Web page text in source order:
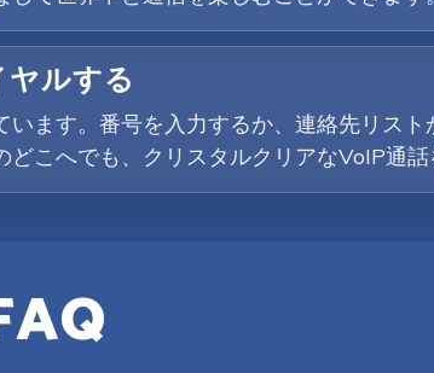
ルする
ます。番号を入力するか、連絡先リスト
こへでも、クリスタルクリアなVoIP通話